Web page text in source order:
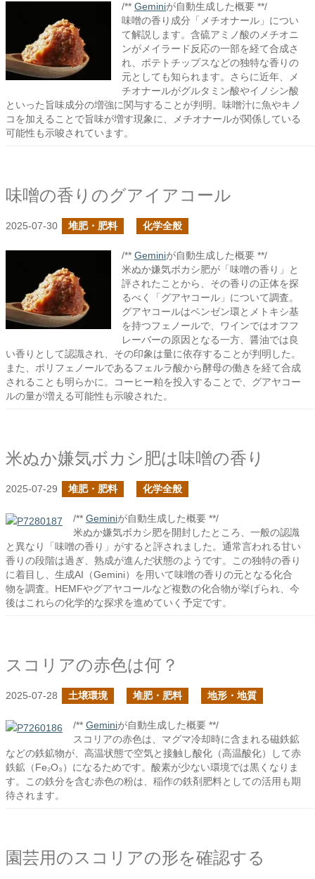
/** Geminiが自動生成した概要 **/
味噌の香り成分「メチオナール」につい
て解説します。含硫アミノ酸のメチオニ
ンがメイラード反応の一部を経て合成さ
れ、ポテトチップスなどの独特な香りの
元としても知られます。さらに近年、メ
チオナールがグルタミン酸やイノシン酸
といった旨味成分の増強に関与することが判明。味噌汁に魚やキノ
コを加えることで旨味が増す現象に、メチオナールが関係している
可能性も示唆されています。
味噌の香りのグアイアコール
2025-07-30 堆肥・肥料 化学全般
/** Geminiが自動生成した概要 **/
米ぬか嫌気ボカシ肥が「味噌の香り」と
評されたことから、その香りの正体を探
るべく「グアヤコール」について調査。
グアヤコールはベンゼン環とメトキシ基
を持つフェノールで、ワインではオフフ
レーバーの原因となる一方、醤油では良
い香りとして認識され、その印象は量に依存することが判明した。
また、ポリフェノールであるフェルラ酸から酵母の働きを経て合成
されることも明らかに。コーヒー粕を投入することで、グアヤコー
ルの量が増える可能性も示唆された。
米ぬか嫌気ボカシ肥は味噌の香り
2025-07-29 堆肥・肥料 化学全般
/** Geminiが自動生成した概要 **/
米ぬか嫌気ボカシ肥を開封したところ、一般の認識
と異なり「味噌の香り」がすると評されました。通常言われる甘い
香りの段階は過ぎ、熟成が進んだ状態のようです。この独特の香り
に着目し、生成AI（Gemini）を用いて味噌の香りの元となる化合
物を調査。HEMFやグアヤコールなど複数の化合物が挙げられ、今
後はこれらの化学的な探求を進めていく予定です。
スコリアの赤色は何？
2025-07-28 土壌環境 堆肥・肥料 地形・地質
/** Geminiが自動生成した概要 **/
スコリアの赤色は、マグマ冷却時に含まれる磁鉄鉱
などの鉄鉱物が、高温状態で空気と接触し酸化（高温酸化）して赤
鉄鉱（Fe₂O₃）になるためです。酸素が少ない環境では黒くなりま
す。この鉄分を含む赤色の粉は、稲作の鉄剤肥料としての活用も期
待されます。
園芸用のスコリアの形を確認する